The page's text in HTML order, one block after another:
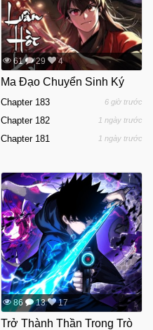
61 29 4
Ma Đạo Chuyển Sinh Ký
Chapter 183 6 giờ trước
Chapter 182 1 ngày trước
Chapter 181 1 ngày trước
86 13 17
Trở Thành Thần Trong Trò